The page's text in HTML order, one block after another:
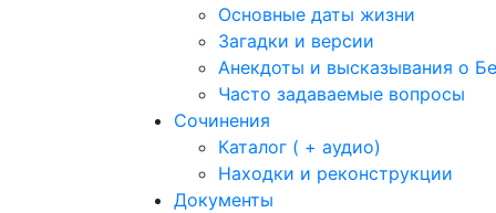
Основные даты жизни
Загадки и версии
Анекдоты и высказывания о
Часто задаваемые вопросы
Сочинения
Каталог ( + аудио)
Находки и реконструкции
Документы